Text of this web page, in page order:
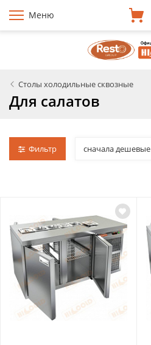
Меню
Столы холодильные сквозные
Для салатов
Фильтр сначала дешевые